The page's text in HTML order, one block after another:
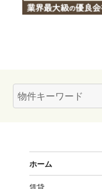
検
索:
ホーム